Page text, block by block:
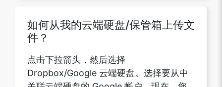
如何从我的云端硬盘/保管箱上传文
件？
点击下拉箭头，然后选择
Dropbox/Google 云端硬盘。选择要从中
关联云端硬盘的 Google 帐户。现在，您